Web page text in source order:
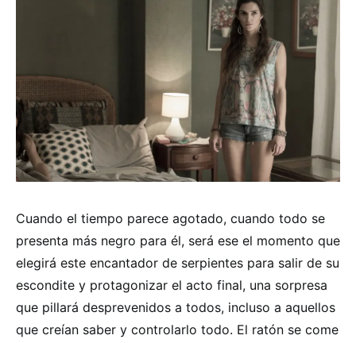
Cuando el tiempo parece agotado, cuando todo se
presenta más negro para él, será ese el momento que
elegirá este encantador de serpientes para salir de su
escondite y protagonizar el acto final, una sorpresa
que pillará desprevenidos a todos, incluso a aquellos
que creían saber y controlarlo todo. El ratón se come